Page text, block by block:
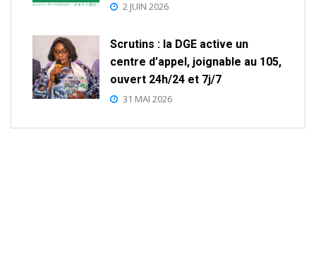
2 JUIN 2026
Scrutins : la DGE active un
centre d’appel, joignable au 105,
ouvert 24h/24 et 7j/7
31 MAI 2026